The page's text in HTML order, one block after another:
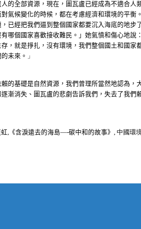
的全部資源，現在，圖瓦盧已經成為不適合人
氣候變化的時候，都在考慮經濟和環境的平衡
已經把我們逼到整個國家都要沉入海底的地步
哪個國家喜歡接收難民。」她氣憤和傷心地說
，就是掙扎，沒有環境，我們整個國土和國家
未來。 」
的基礎是自然資源，我們曾理所當然地認為，
漸消失、圖瓦盧的悲劇告訴我們，失去了我們
,《含淚遠去的海島—-碳中和的故事》, 中國環